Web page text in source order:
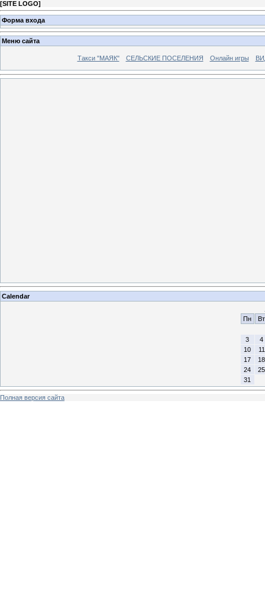
[SITE LOGO]
Форма входа
Меню сайта
Такси "МАЯК" СЕЛЬСКИЕ ПОСЕЛЕНИЯ Онлайн игры
Calendar
Пн
Вт
3
4
10
11
17
18
24
25
31
Полная версия сайта